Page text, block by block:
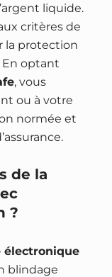
liquide.
critères de
la protection
En optant
, vous
ou à votre
normée et
de la
?
électronique
blindage